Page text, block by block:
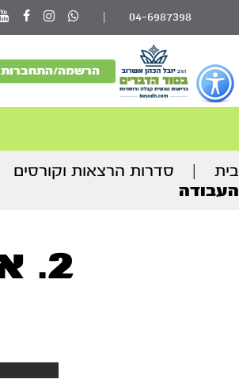
כפתור
לפתיחת
תפריט
נגישות
04-6987398
הרשמה/התחברות
מרכזי
בית | סדרות הרצאות וקורסים
העבודה
2. אלול – רמזי החודש ודרכי העבודה